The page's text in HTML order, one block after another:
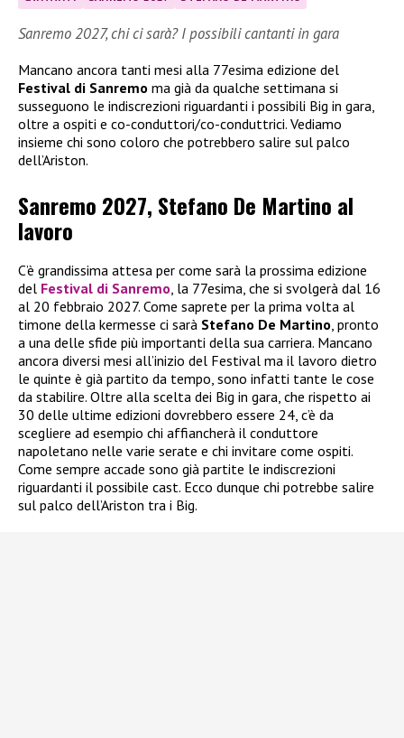
Sanremo 2027, chi ci sarà? I possibili cantanti in gara
Mancano ancora tanti mesi alla 77esima edizione del
Festival di Sanremo ma già da qualche settimana si
susseguono le indiscrezioni riguardanti i possibili Big in gara,
oltre a ospiti e co-conduttori/co-conduttrici. Vediamo
insieme chi sono coloro che potrebbero salire sul palco
dell’Ariston.
Sanremo 2027, Stefano De Martino al
lavoro
C’è grandissima attesa per come sarà la prossima edizione
del Festival di Sanremo, la 77esima, che si svolgerà dal 16
al 20 febbraio 2027. Come saprete per la prima volta al
timone della kermesse ci sarà Stefano De Martino, pronto
a una delle sfide più importanti della sua carriera. Mancano
ancora diversi mesi all’inizio del Festival ma il lavoro dietro
le quinte è già partito da tempo, sono infatti tante le cose
da stabilire. Oltre alla scelta dei Big in gara, che rispetto ai
30 delle ultime edizioni dovrebbero essere 24, c’è da
scegliere ad esempio chi affiancherà il conduttore
napoletano nelle varie serate e chi invitare come ospiti.
Come sempre accade sono già partite le indiscrezioni
riguardanti il possibile cast. Ecco dunque chi potrebbe salire
sul palco dell’Ariston tra i Big.